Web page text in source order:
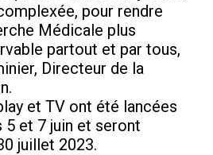
pour rendre
Médicale plus
partout et par tous,
Directeur de la
et TV ont été lancées
et 7 juin et seront
juillet 2023.